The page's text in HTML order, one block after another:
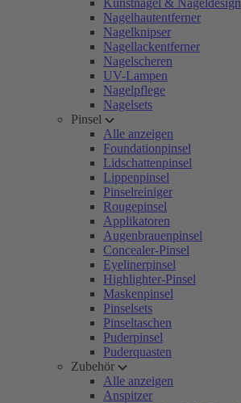
Kunstnägel & Nageldesign
Nagelhautentferner
Nagelknipser
Nagellackentferner
Nagelscheren
UV-Lampen
Nagelpflege
Nagelsets
Pinsel
Alle anzeigen
Foundationpinsel
Lidschattenpinsel
Lippenpinsel
Pinselreiniger
Rougepinsel
Applikatoren
Augenbrauenpinsel
Concealer-Pinsel
Eyelinerpinsel
Highlighter-Pinsel
Maskenpinsel
Pinselsets
Pinseltaschen
Puderpinsel
Puderquasten
Zubehör
Alle anzeigen
Anspitzer